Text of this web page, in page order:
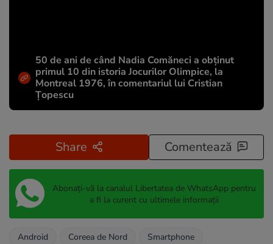
50 de ani de când Nadia Comăneci a obţinut
primul 10 din istoria Jocurilor Olimpice, la
Montreal 1976, în comentariul lui Cristian
Țopescu
Share Comentează
Abonați-vă la canalul Libertatea de WhatsApp pentru
a fi la curent cu ultimele informații
Android Coreea de Nord Smartphone